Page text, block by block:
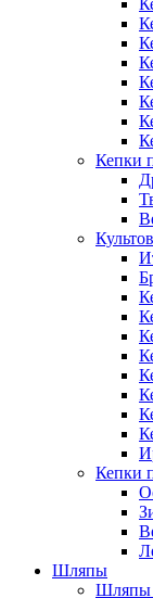
Кепки
Кепки
Шляпы
Шляпы